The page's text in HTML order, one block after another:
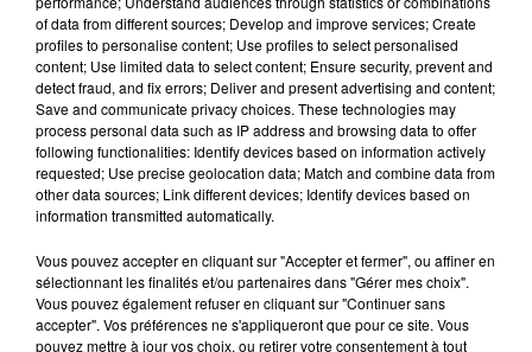
Musique
7 août 2026
Madonna sort enfin le remix de « Love
Sensation » avec Kylie Minogue
Angèle et Amélie Lens dévoilent leur
of data from different sources; Develop and improve services; Create
profiles to personalise content; Use profiles to select personalised
content; Use limited data to select content; Ensure security, prevent and
detect fraud, and fix errors; Deliver and present advertising and content;
Save and communicate privacy choices. These technologies may
process personal data such as IP address and browsing data to offer
following functionalities: Identify devices based on information actively
requested; Use precise geolocation data; Match and combine data from
other data sources; Link different devices; Identify devices based on
information transmitted automatically.
Vous pouvez accepter en cliquant sur "Accepter et fermer", ou affiner en
sélectionnant les finalités et/ou partenaires dans "Gérer mes choix".
Vous pouvez également refuser en cliquant sur "Continuer sans
accepter". Vos préférences ne s'appliqueront que pour ce site. Vous
pouvez mettre à jour vos choix, ou retirer votre consentement à tout